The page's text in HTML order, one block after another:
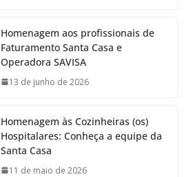
Homenagem aos profissionais de
Faturamento Santa Casa e
Operadora SAVISA
13 de junho de 2026
Homenagem às Cozinheiras (os)
Hospitalares: Conheça a equipe da
Santa Casa
11 de maio de 2026